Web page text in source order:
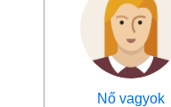
Nő vagyok